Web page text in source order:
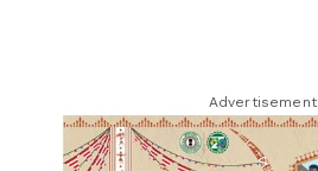
Advertisement